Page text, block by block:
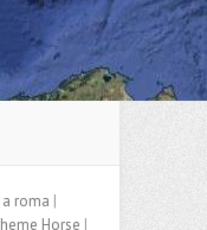
roma |
Horse |